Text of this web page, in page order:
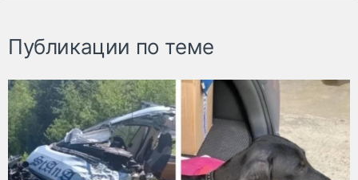
Публикации по теме